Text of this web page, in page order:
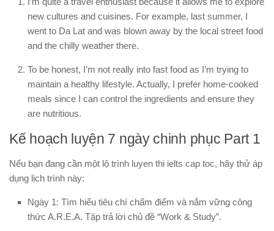
new cultures and cuisines. For example, last summer, I
went to Da Lat and was blown away by the local street food
and the chilly weather there.
To be honest, I’m not really into fast food as I’m trying to
maintain a healthy lifestyle. Actually, I prefer home-cooked
meals since I can control the ingredients and ensure they
are nutritious.
Kế hoạch luyện 7 ngày chinh phục Part 1
Nếu bạn đang cần một lộ trình luyen thi ielts cap toc, hãy thử áp
dụng lịch trình này:
Ngày 1: Tìm hiểu tiêu chí chấm điểm và nắm vững công
thức A.R.E.A. Tập trả lời chủ đề “Work & Study”.